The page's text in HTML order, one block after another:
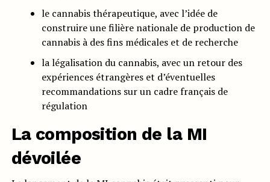
le cannabis thérapeutique, avec l’idée de
construire une filière nationale de production de
cannabis à des fins médicales et de recherche
la légalisation du cannabis, avec un retour des
expériences étrangères et d’éventuelles
recommandations sur un cadre français de
régulation
La composition de la MI
dévoilée